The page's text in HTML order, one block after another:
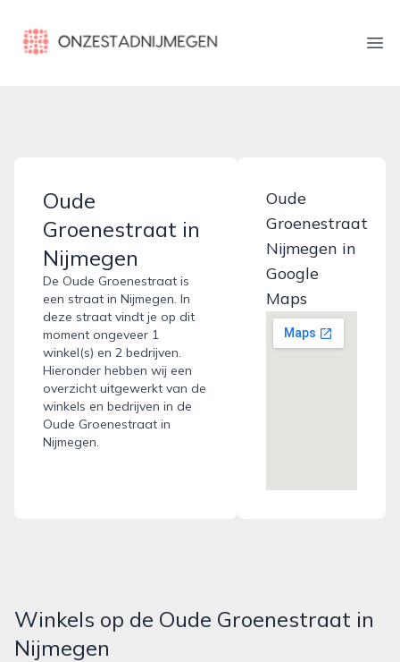
onzestadnijmegen.nl
Oude
Groenestraat in
Nijmegen
De Oude Groenestraat is
een straat in Nijmegen. In
deze straat vindt je op dit
moment ongeveer 1
winkel(s) en 2 bedrijven.
Hieronder hebben wij een
overzicht uitgewerkt van de
winkels en bedrijven in de
Oude Groenestraat in
Nijmegen.
Oude
Groenestraat
Nijmegen in
Google
Maps
Winkels op de Oude Groenestraat in
Nijmegen